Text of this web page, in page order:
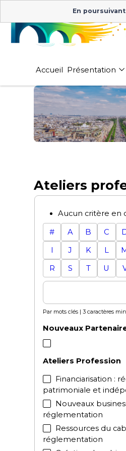
Accueil Présentation
Ateliers
Aucun critère en
# A B C
I
J K L
R
S T U
Par mots clés | 3 caractères
Nouveaux
Ateliers Profession
Financiarisation :
patrimoniale et
Nouveaux
réglementation
Ressources du
réglementation
En